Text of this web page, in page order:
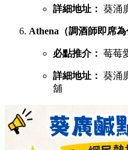
詳細地址： 葵涌
Athena（調酒師即席
必點推介： 莓莓
詳細地址： 葵涌
舖